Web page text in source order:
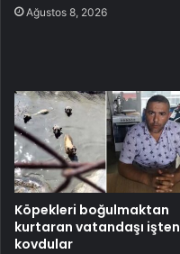
Ağustos 8, 2026
Köpekleri boğulmaktan
kurtaran vatandaşı işten
kovdular